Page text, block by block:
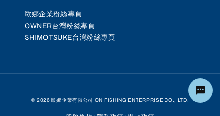
歐娜企業粉絲專頁
OWNER台灣粉絲專頁
SHIMOTSUKE台灣粉絲專頁
© 2026 歐娜企業有限公司 ON FISHING ENTERPRISE CO., LTD.